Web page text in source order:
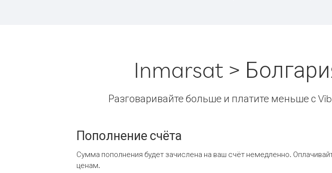
Inmarsat >
Разговаривайте больше и платите меньше с
Пополнение счёта
Сумма пополнения будет зачислена на ваш счёт немедленно.
ценам.